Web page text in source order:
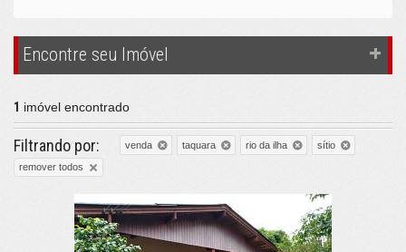
Encontre seu Imóvel
1 imóvel encontrado
Filtrando por: venda taquara rio da ilha
sítio
remover todos